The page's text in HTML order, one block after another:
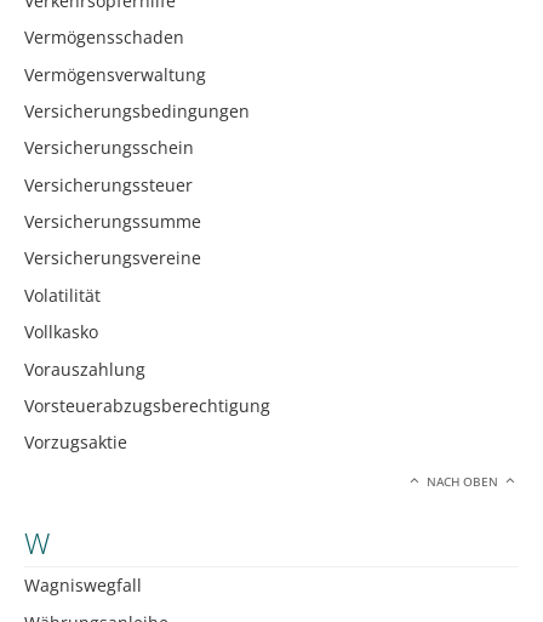
Vermögensschaden
Vermögensverwaltung
Versicherungsbedingungen
Versicherungsschein
Versicherungssteuer
Versicherungssumme
Versicherungsvereine
Volatilität
Vollkasko
Vorauszahlung
Vorsteuerabzugsberechtigung
Vorzugsaktie
NACH OBEN
W
Wagniswegfall